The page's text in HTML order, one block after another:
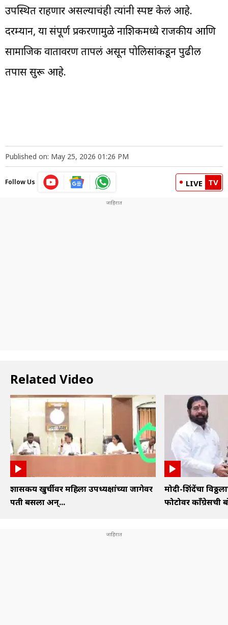
उपस्थित राहणार असल्याचंही त्यांनी स्पष्ट केलं आहे.
दरम्यान, या संपूर्ण प्रकरणामुळे नाशिकमध्ये राजकीय आणि
सामाजिक वातावरण तापलं असून पोलिसांकडून पुढील
तपास सुरू आहे.
Published on: May 25, 2026 01:26 PM
Follow Us LIVE TV
Related Video
शासकीय खुर्चीवर महिला उपध्यक्षांच्या जागेवर
पती बसला अन्...
मोदी-शिंदेंचा
फोटोवर काँग्रेसची